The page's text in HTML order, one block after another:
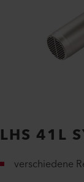
LHS 41L
verschiedene